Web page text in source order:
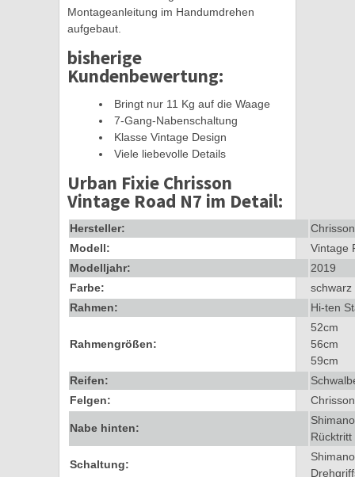
Montageanleitung im Handumdrehen
aufgebaut.
bisherige
Kundenbewertung:
Bringt nur 11 Kg auf die Waage
7-Gang-Nabenschaltung
Klasse Vintage Design
Viele liebevolle Details
Urban Fixie Chrisson
Vintage Road N7 im Detail:
Hersteller:
Chrisson
Modell:
Vintage
Modelljahr:
2019
Farbe:
schwarz
Rahmen:
Hi-ten
Rahmengrößen:
52cm
56cm
59cm
Reifen:
Felgen:
Nabe hinten:
Rücktritt
Schaltung: